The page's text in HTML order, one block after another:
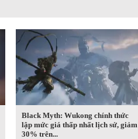
Black Myth: Wukong chính thức
lập mức giá thấp nhất lịch sử, giảm
30% trên...